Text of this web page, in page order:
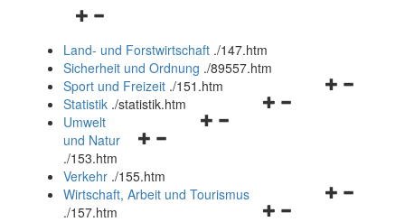
Navigationsmenü
und
schließen
Land- und Forstwirtschaft ./147.htm
Sicherheit und Ordnung ./89557.htm
Navigationsmenü
Sport und Freizeit ./151.htm
Navigationsmenü
Statistik ./statistik.htm
Navigationsmenü
und
schließen
Umwelt
und Natur
./153.htm
Verkehr ./155.htm
Navigationsmenü
Wirtschaft, Arbeit und Tourismus
./157.htm